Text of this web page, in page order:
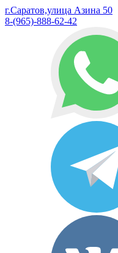
г.Саратов,улица Азина 50
8-(965)-888-62-42